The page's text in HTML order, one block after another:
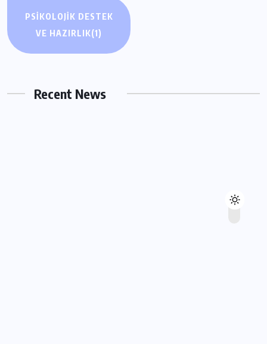
PSIKOLOJIK DESTEK
VE HAZIRLIK(1)
Recent News
GEBELIKTE SAĞLIK VE EGZERSIZ
Hamilelik Egzersizleri: Doğumu